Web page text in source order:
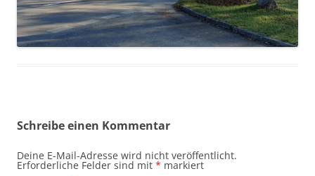
Schreibe einen Kommentar
Deine E-Mail-Adresse wird nicht veröffentlicht.
Erforderliche Felder sind mit * markiert